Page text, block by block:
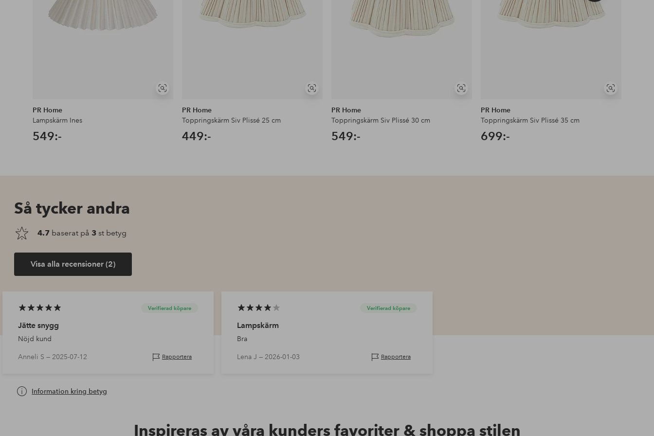
Visa
PR Home
Lampskärm Ines
549:-
Visa
PR Home
Toppringskärm Siv Plissé 25 cm
449:-
Visa
PR Home
Toppringskärm Siv Plissé 30 cm
549:-
Visa
PR Home
Toppringskärm Siv Plissé 35 cm
699:-
produkt
Så tycker andra
4.7 baserat på 3 st betyg
Visa alla recensioner (2)
Verifierad köpare
Jätte snygg
Nöjd kund
Anneli S —2025-07-12 Rapportera
Verifierad köpare
Lampskärm
Bra
Lena J —2026-01-03 Rapportera
Information kring betyg
Inspireras av våra kunders favoriter & shoppa stilen